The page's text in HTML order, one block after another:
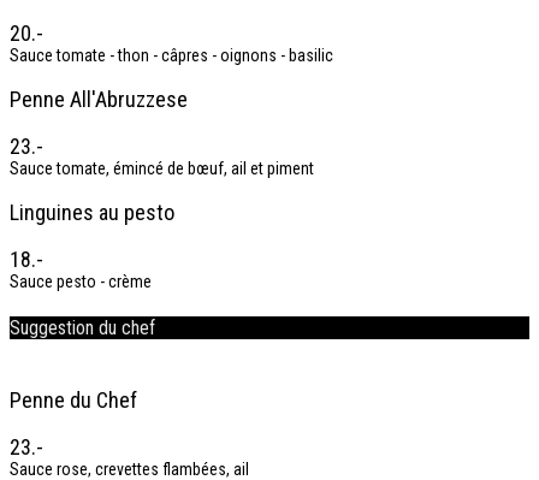
20.-
Sauce tomate - thon - câpres - oignons - basilic
Penne All'Abruzzese
23.-
Sauce tomate, émincé de bœuf, ail et piment
Linguines au pesto
18.-
Sauce pesto - crème
Suggestion du chef
Penne du Chef
23.-
Sauce rose, crevettes flambées, ail